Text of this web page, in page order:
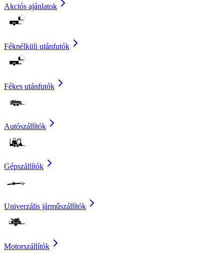
Akciós ajánlatok
Féknélküli utánfutók
Fékes utánfutók
Autószállítók
Gépszállítók
Univerzális járműszállítók
Motorszállítók